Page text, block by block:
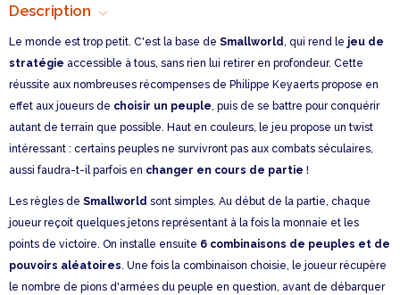
Description
Le monde est trop petit. C'est la base de Smallworld, qui rend le jeu de
stratégie accessible à tous, sans rien lui retirer en profondeur. Cette
réussite aux nombreuses récompenses de Philippe Keyaerts propose en
effet aux joueurs de choisir un peuple, puis de se battre pour conquérir
autant de terrain que possible. Haut en couleurs, le jeu propose un twist
intéressant : certains peuples ne survivront pas aux combats séculaires,
aussi faudra-t-il parfois en changer en cours de partie !
Les règles de Smallworld sont simples. Au début de la partie, chaque
joueur reçoit quelques jetons représentant à la fois la monnaie et les
points de victoire. On installe ensuite 6 combinaisons de peuples et de
pouvoirs aléatoires. Une fois la combinaison choisie, le joueur récupère
le nombre de pions d'armées du peuple en question, avant de débarquer